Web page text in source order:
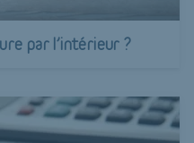
par l’intérieur ?